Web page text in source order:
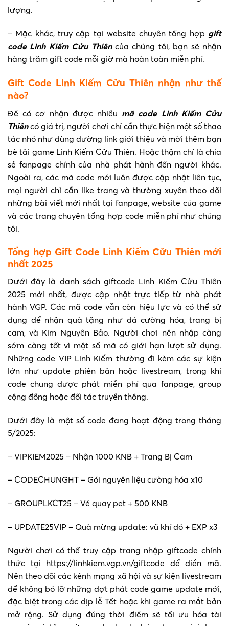
lượng.
– Mặc khác, truy cập tại website chuyên tổng hợp gift
code Linh Kiếm Cửu Thiêncủa chúng tôi, bạn sẽ nhận
hàng trăm gift code mỗi giờ mà hoàn toàn miễn phí.
Gift Code Linh Kiếm Cửu Thiên nhận như thế
nào?
Để có cơ nhận được nhiều mã code Linh Kiếm Cửu
Thiêncó giá trị, người chơi chỉ cần thực hiện một số thao
tác nhỏ như dùng đường link giới thiệu và mời thêm bạn
bè tải game Linh Kiếm Cửu Thiên. Hoặc thậm chí là chia
sẻ fanpage chính của nhà phát hành đến người khác.
Ngoài ra, các mã code mới luôn được cập nhật liên tục,
mọi người chỉ cần like trang và thường xuyên theo dõi
những bài viết mới nhất tại fanpage, website của game
và các trang chuyên tổng hợp code miễn phí như chúng
tôi.
Tổng hợp Gift Code Linh Kiếm Cửu Thiên mới
nhất 2025
Dưới đây là danh sách giftcode Linh Kiếm Cửu Thiên
2025 mới nhất, được cập nhật trực tiếp từ nhà phát
hành VGP. Các mã code vẫn còn hiệu lực và có thể sử
dụng để nhận quà tặng như đá cường hóa, trang bị
cam, và Kim Nguyên Bảo. Người chơi nên nhập càng
sớm càng tốt vì một số mã có giới hạn lượt sử dụng.
Những code VIP Linh Kiếm thường đi kèm các sự kiện
lớn như update phiên bản hoặc livestream, trong khi
code chung được phát miễn phí qua fanpage, group
cộng đồng hoặc đối tác truyền thông.
Dưới đây là một số code đang hoạt động trong tháng
5/2025:
– VIPKIEM2025 – Nhận 1000 KNB + Trang Bị Cam
– CODECHUNGHT – Gói nguyên liệu cường hóa x10
– GROUPLKCT25 – Vé quay pet + 500 KNB
– UPDATE25VIP – Quà mừng update: vũ khí đỏ + EXP x3
Người chơi có thể truy cập trang nhập giftcode chính
thức tại https://linhkiem.vgp.vn/giftcode để điền mã.
Nên theo dõi các kênh mạng xã hội và sự kiện livestream
để không bỏ lỡ những đợt phát code game update mới,
đặc biệt trong các dịp lễ Tết hoặc khi game ra mắt bản
mở rộng. Sử dụng đúng thời điểm sẽ tối ưu hóa tài